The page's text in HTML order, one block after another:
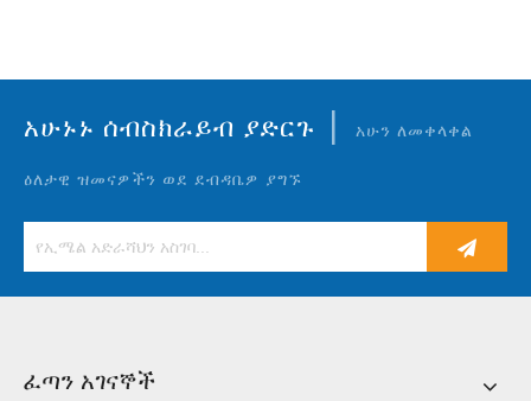
አሁኑኑ ሰብስክራይብ ያድርጉ | አሁን ለመቀላቀል
ዕለታዊ ዝመናዎችን ወደ ደብዳቤዎ ያግኙ
ፈጣን አገናኞች